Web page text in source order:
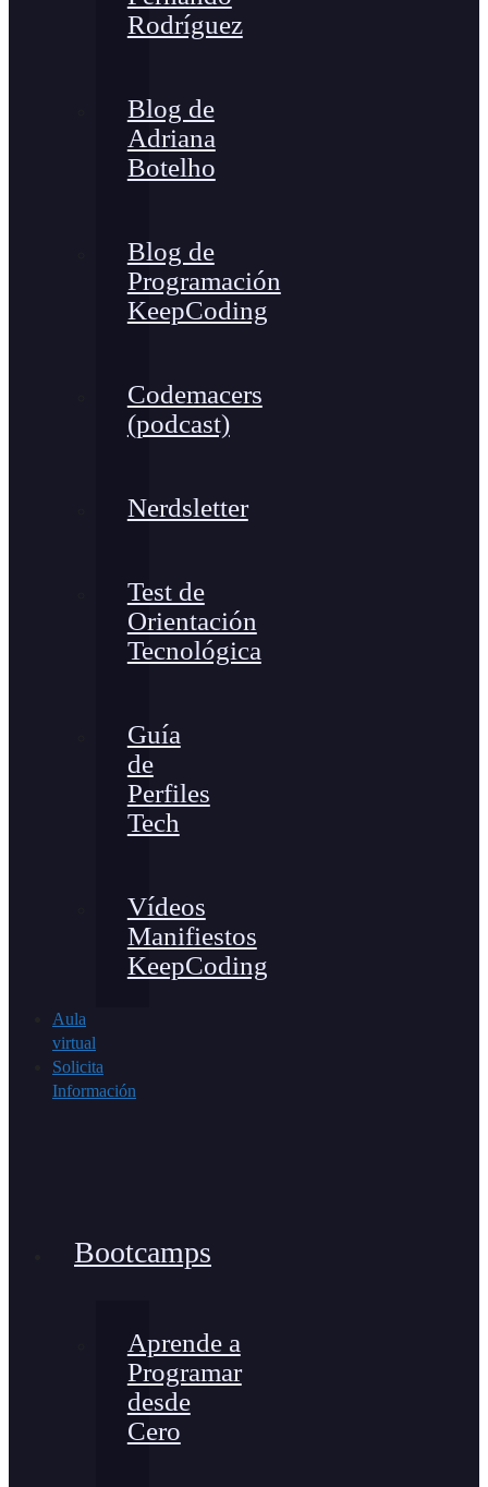
Rodríguez
Blog de
Adriana
Botelho
Blog de
Programación
KeepCoding
Codemacers
(podcast)
Nerdsletter
Test de
Orientación
Tecnológica
Guía
de
Perfiles
Tech
Vídeos
Manifiestos
KeepCoding
Aula
virtual
Solicita
Información
Bootcamps
Aprende a
Programar
desde
Cero